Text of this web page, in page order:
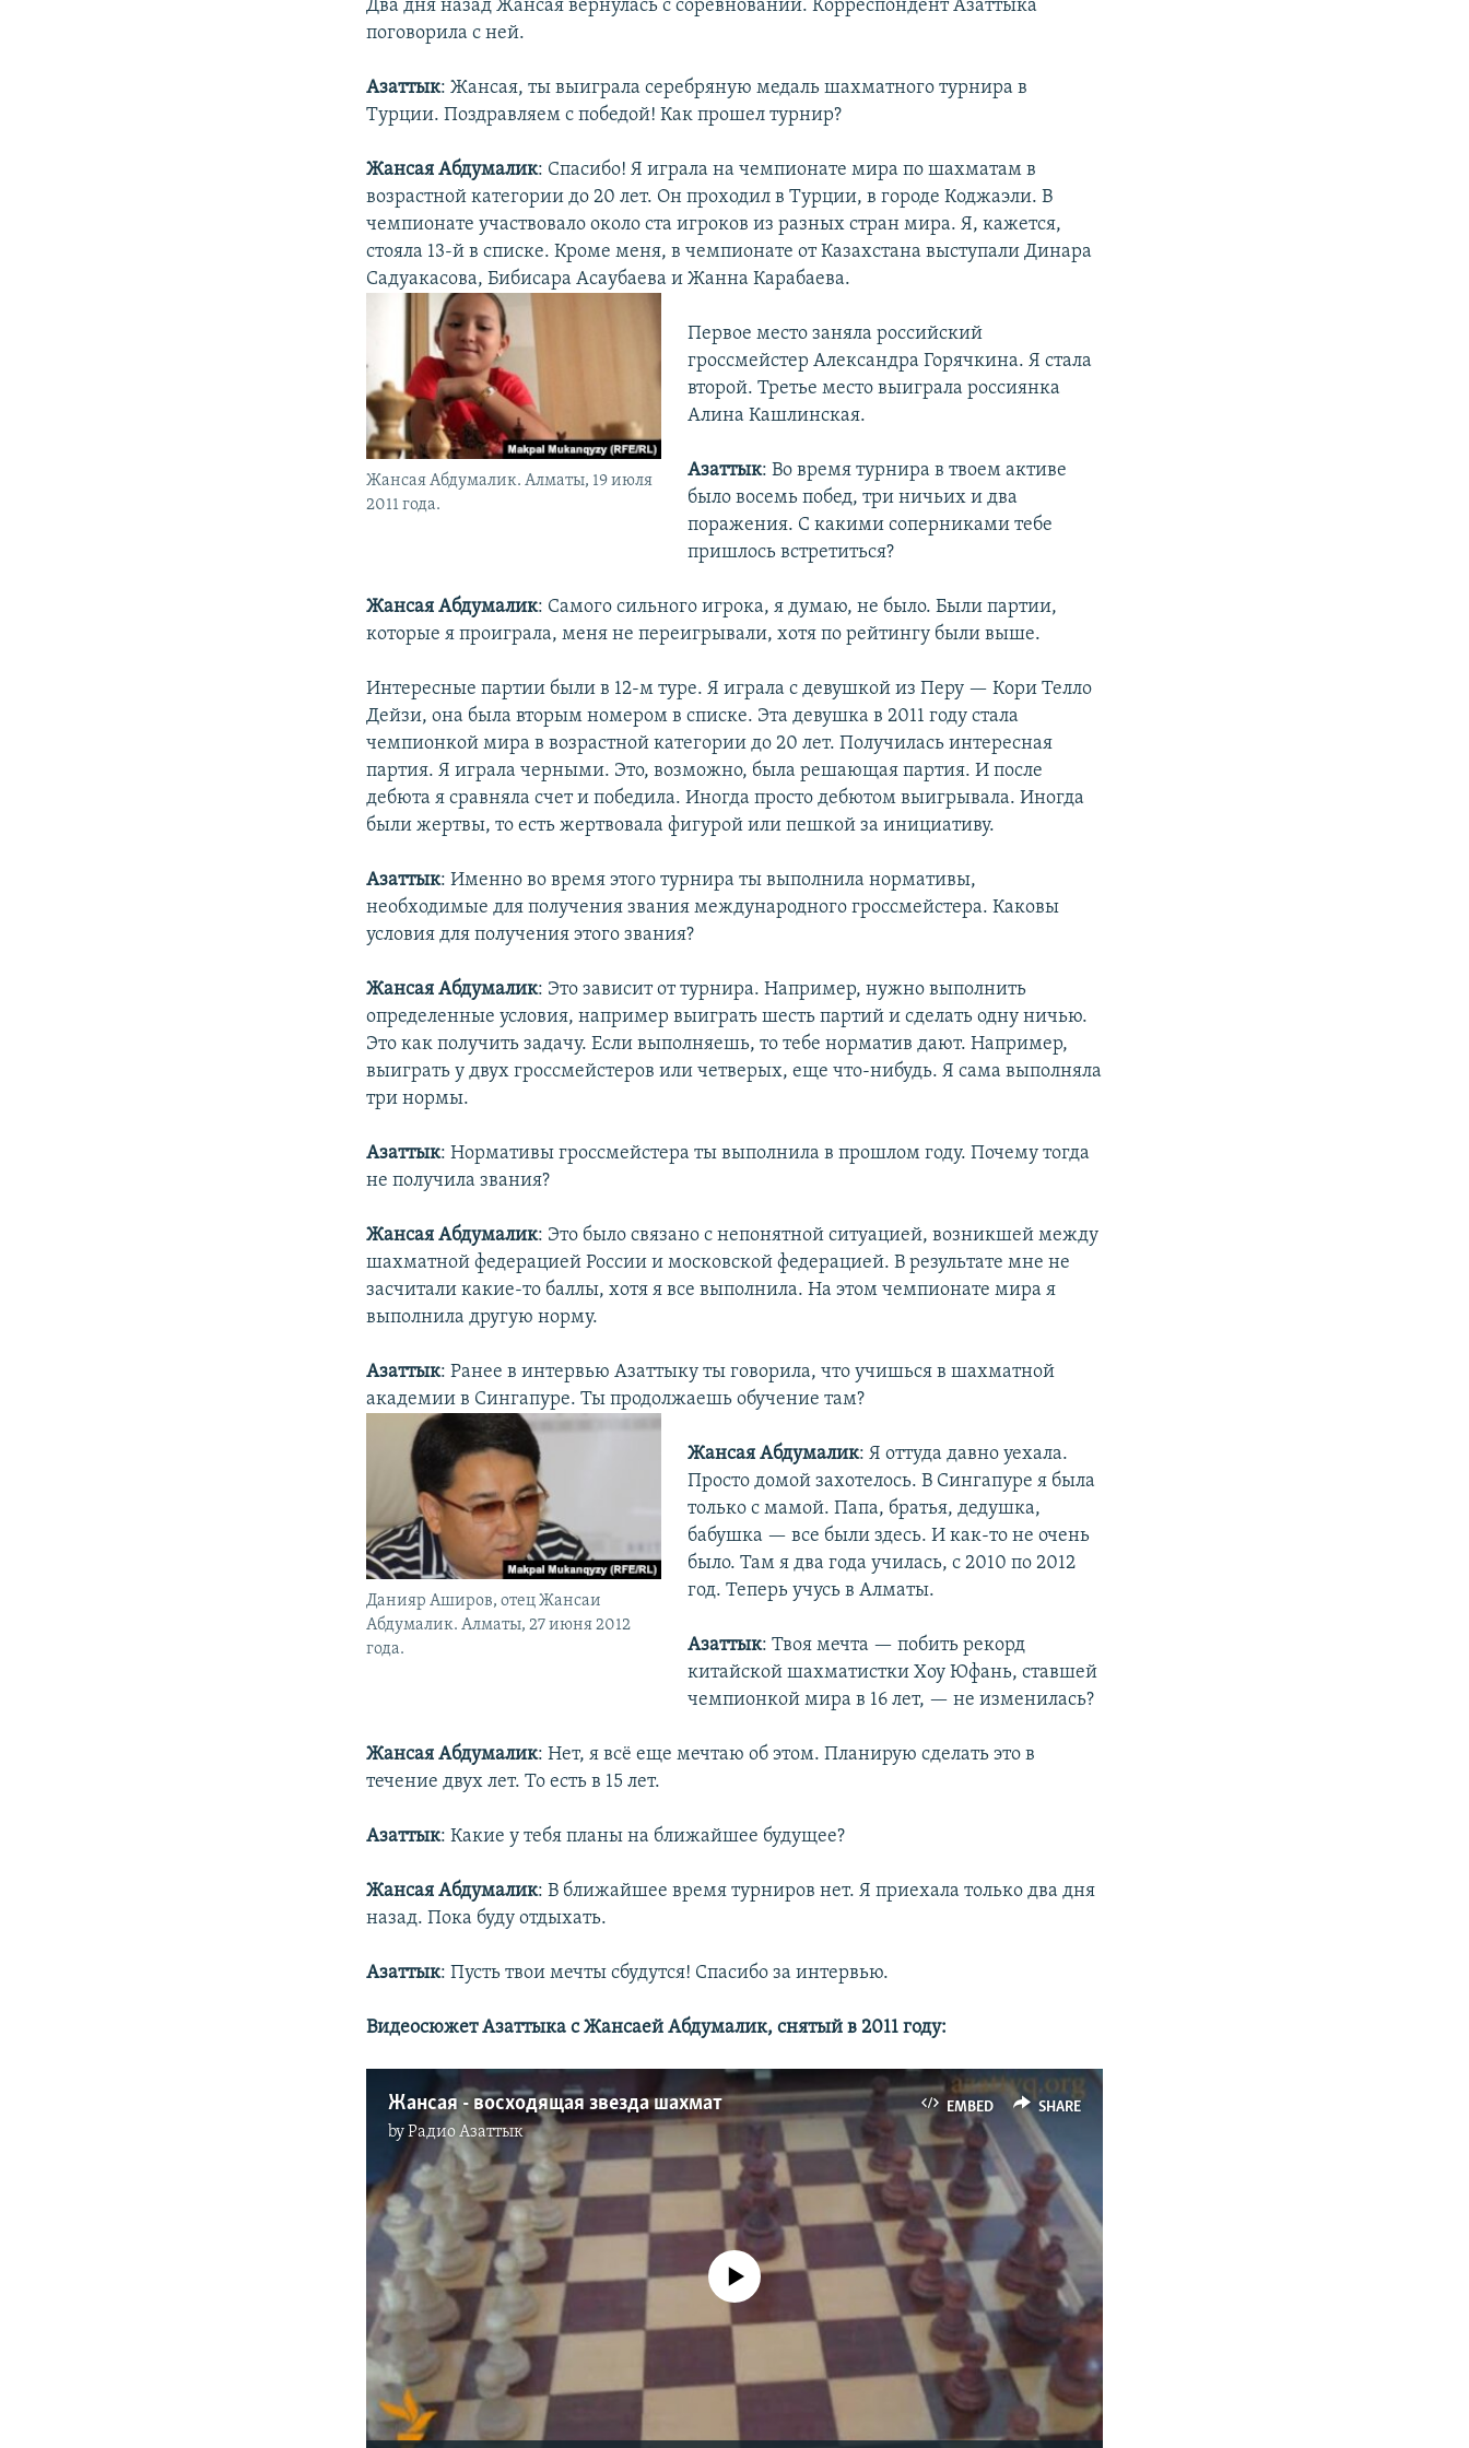
Два дня назад Жансая вернулась с соревнований. Корреспондент Азаттыка
поговорила с ней.
Азаттык: Жансая, ты выиграла серебряную медаль шахматного турнира в
Турции. Поздравляем с победой! Как прошел турнир?
Жансая Абдумалик: Спасибо! Я играла на чемпионате мира по шахматам в
возрастной категории до 20 лет. Он проходил в Турции, в городе Коджаэли. В
чемпионате участвовало около ста игроков из разных стран мира. Я, кажется,
стояла 13-й в списке. Кроме меня, в чемпионате от Казахстана выступали Динара
Садуакасова, Бибисара Асаубаева и Жанна Карабаева.
Жансая Абдумалик. Алматы, 19 июля
2011 года.
Первое место заняла российский
гроссмейстер Александра Горячкина. Я стала
второй. Третье место выиграла россиянка
Алина Кашлинская.
Азаттык: Во время турнира в твоем активе
было восемь побед, три ничьих и два
поражения. С какими соперниками тебе
пришлось встретиться?
Жансая Абдумалик: Самого сильного игрока, я думаю, не было. Были партии,
которые я проиграла, меня не переигрывали, хотя по рейтингу были выше.
Интересные партии были в 12-м туре. Я играла с девушкой из Перу — Кори Телло
Дейзи, она была вторым номером в списке. Эта девушка в 2011 году стала
чемпионкой мира в возрастной категории до 20 лет. Получилась интересная
партия. Я играла черными. Это, возможно, была решающая партия. И после
дебюта я сравняла счет и победила. Иногда просто дебютом выигрывала. Иногда
были жертвы, то есть жертвовала фигурой или пешкой за инициативу.
Азаттык: Именно во время этого турнира ты выполнила нормативы,
необходимые для получения звания международного гроссмейстера. Каковы
условия для получения этого звания?
Жансая Абдумалик: Это зависит от турнира. Например, нужно выполнить
определенные условия, например выиграть шесть партий и сделать одну ничью.
Это как получить задачу. Если выполняешь, то тебе норматив дают. Например,
выиграть у двух гроссмейстеров или четверых, еще что-нибудь. Я сама выполняла
три нормы.
Азаттык: Нормативы гроссмейстера ты выполнила в прошлом году. Почему тогда
не получила звания?
Жансая Абдумалик: Это было связано с непонятной ситуацией, возникшей между
шахматной федерацией России и московской федерацией. В результате мне не
засчитали какие-то баллы, хотя я все выполнила. На этом чемпионате мира я
выполнила другую норму.
Азаттык: Ранее в интервью Азаттыку ты говорила, что учишься в шахматной
академии в Сингапуре. Ты продолжаешь обучение там?
Данияр Аширов, отец Жансаи
Абдумалик. Алматы, 27 июня 2012
года.
Жансая Абдумалик: Я оттуда давно уехала.
Просто домой захотелось. В Сингапуре я была
только с мамой. Папа, братья, дедушка,
бабушка — все были здесь. И как-то не очень
было. Там я два года училась, с 2010 по 2012
год. Теперь учусь в Алматы.
Азаттык: Твоя мечта — побить рекорд
китайской шахматистки Хоу Юфань, ставшей
чемпионкой мира в 16 лет, — не изменилась?
Жансая Абдумалик: Нет, я всё еще мечтаю об этом. Планирую сделать это в
течение двух лет. То есть в 15 лет.
Азаттык: Какие у тебя планы на ближайшее будущее?
Жансая Абдумалик: В ближайшее время турниров нет. Я приехала только два дня
назад. Пока буду отдыхать.
Азаттык: Пусть твои мечты сбудутся! Спасибо за интервью.
Видеосюжет Азаттыка с Жансаей Абдумалик, снятый в 2011 году:
EMBED SHARE
Жансая - восходящая звезда шахмат
byРадио Азаттык
No media source currently available